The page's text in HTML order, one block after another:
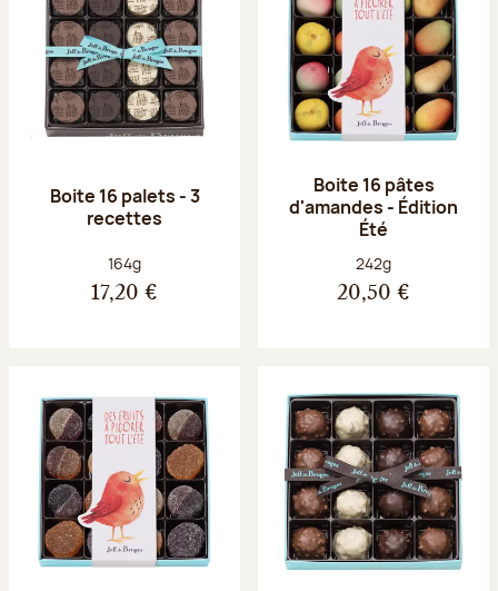
Boite 16 palets - 3
recettes
Poids net :
164g
17,20 €
Boite 16 pâtes
d'amandes - Édition
Été
Poids net :
242g
20,50 €